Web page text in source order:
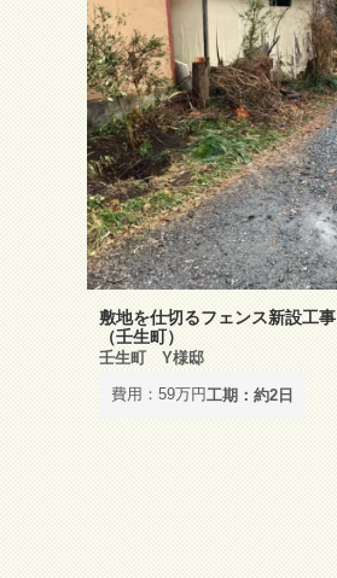
敷地を仕切るフェンス新設工事
（壬生町）
壬生町 Y様邸
費用：59万円工期：約2日